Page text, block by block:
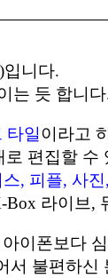
입니다.
는 듯 합니
타일이라고
편집할 수
, 피플, 사
라이브,
이폰보다
서 불편하신